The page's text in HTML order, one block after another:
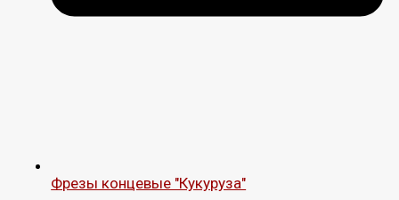
Фрезы концевые "Кукуруза"